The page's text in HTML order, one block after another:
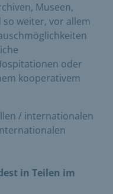
Museen,
weiter, vor allem
oder
kooperativem
/ internationalen
in Teilen im